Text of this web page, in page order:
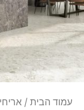
עמוד הבית /